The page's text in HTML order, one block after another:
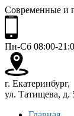
Современные и
Пн-Сб 08:00-
г. Екатеринбург,
ул. Татищева, д.